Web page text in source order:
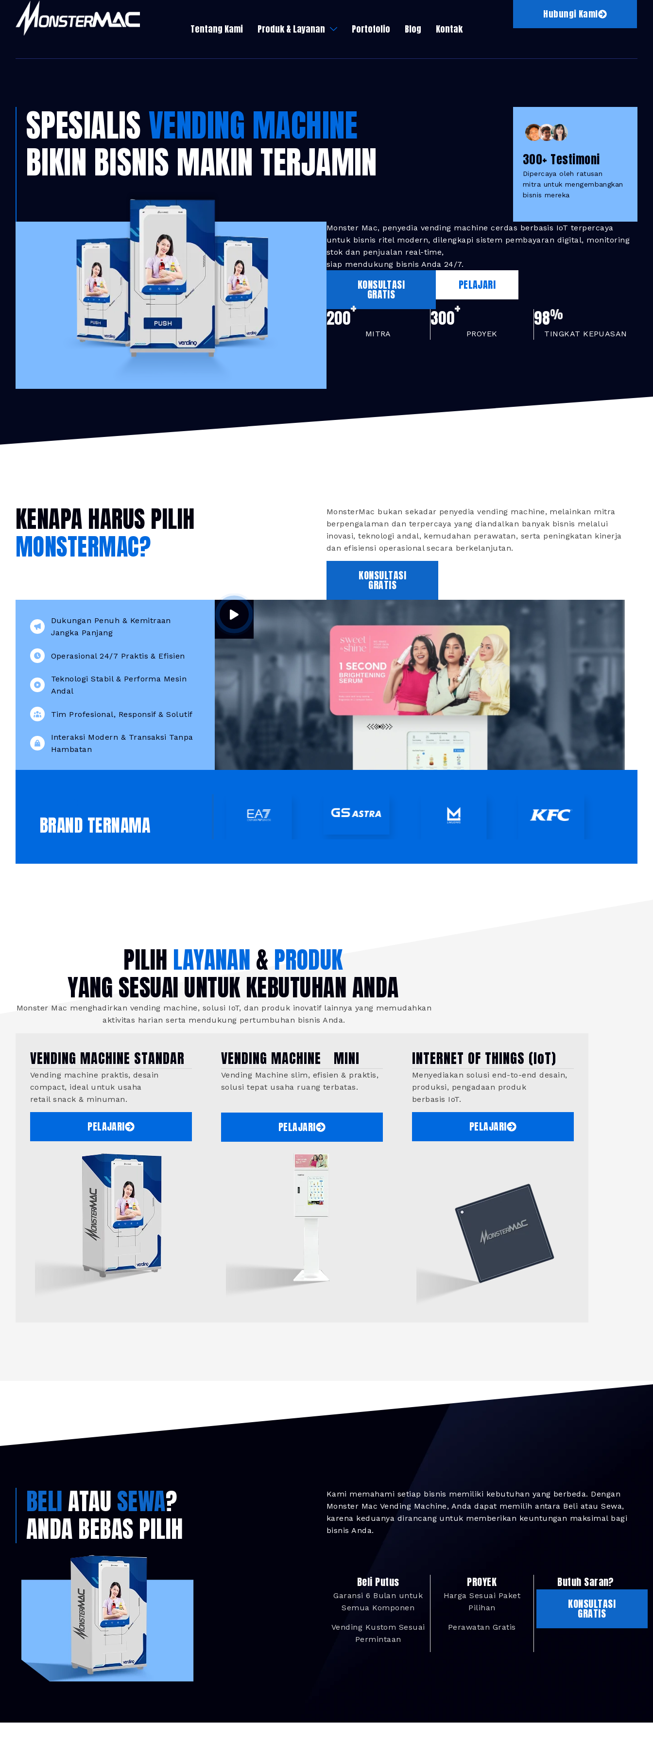
Tentang Kami Produk & Layanan Portofolio Blog Kontak
Hubungi KamI
SPESIALISVENDING MACHINE
BIKIN BISNIS MAKIN TERJAMIN 300+ Testimoni
Dipercaya oleh ratusan
mitra untuk mengembangkan
bisnis mereka
Monster Mac, penyedia vending machine cerdas berbasis IoT terpercaya
untuk bisnis ritel modern, dilengkapi sistem pembayaran digital, monitoring
stok dan penjualan real-time,
siap mendukung bisnis Anda 24/7.
KONSULTASI
GRATIS
PELAJARI
200+
MITRA
300+
PROYEK
98%
TINGKAT KEPUASAN
KENAPA HARUS PILIH
MONSTERMAC?
MonsterMac bukan sekadar penyedia vending machine, melainkan mitra
berpengalaman dan terpercaya yang diandalkan banyak bisnis melalui
inovasi, teknologi andal, kemudahan perawatan, serta peningkatan kinerja
dan efisiensi operasional secara berkelanjutan.
KONSULTASI
GRATIS
Dukungan Penuh & Kemitraan
Jangka Panjang
Operasional 24/7 Praktis & Efisien
Teknologi Stabil & Performa Mesin
Andal
Tim Profesional, Responsif & Solutif
Interaksi Modern & Transaksi Tanpa
Hambatan
BRAND TERNAMA
PILIH LAYANAN&PRODUK
YANG SESUAI UNTUK KEBUTUHAN ANDA
Monster Mac menghadirkan vending machine, solusi IoT, dan produk inovatif lainnya yang memudahkan
aktivitas harian serta mendukung pertumbuhan bisnis Anda.
VENDING MACHINE STANDAR
Vending machine praktis, desain
compact, ideal untuk usaha
retail snack & minuman.
PELAJARI
VENDING MACHINE MINI
Vending Machine slim, efisien & praktis,
solusi tepat usaha ruang terbatas.
PELAJARI
INTERNET OF THINGS (IoT)
Menyediakan solusi end-to-end desain,
produksi, pengadaan produk
berbasis IoT.
PELAJARI
BELIATAUSEWA?
ANDA BEBAS PILIH
Kami memahami setiap bisnis memiliki kebutuhan yang berbeda. Dengan
Monster Mac Vending Machine, Anda dapat memilih antara Beli atau Sewa,
karena keduanya dirancang untuk memberikan keuntungan maksimal bagi
bisnis Anda.
Beli Putus
Garansi 6 Bulan untuk
Semua Komponen
Vending Kustom Sesuai
Permintaan
PROYEK
Harga Sesuai Paket
Pilihan
Perawatan Gratis
Butuh Saran?
KONSULTASI
GRATIS